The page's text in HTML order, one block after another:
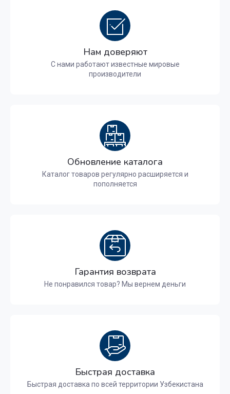
Нам доверяют
С нами работают известные мировые
производители
Обновление каталога
Каталог товаров регулярно расширяется и
пополняется
Гарантия возврата
Не понравился товар? Мы вернем деньги
Быстрая доставка
Быстрая доставка по всей территории Узбекистана